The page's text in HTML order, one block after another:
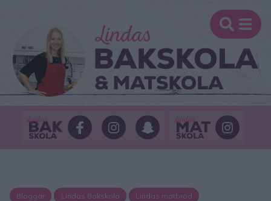
Bloggar Lindas Bakskola Lindas matbröd